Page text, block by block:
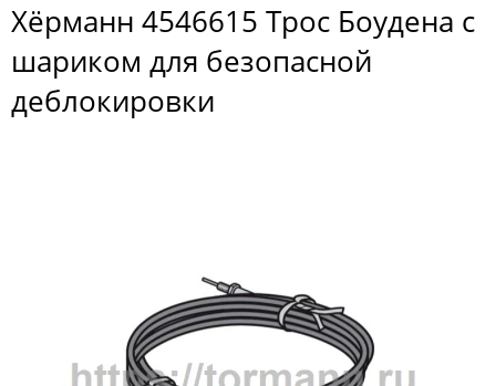
Хёрманн 4546615 Трос Боудена с
шариком для безопасной
деблокировки